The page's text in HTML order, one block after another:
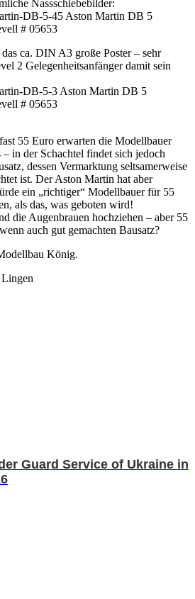
Nassschiebebilder:
ca. DIN A3 große Poster – sehr
2 Gelegenheitsanfänger damit sein
55 Euro erwarten die Modellbauer
in der Schachtel findet sich jedoch
dessen Vermarktung seltsamerweise
ist. Der Aston Martin hat aber
ein „richtiger“ Modellbauer für 55
als das, was geboten wird!
die Augenbrauen hochziehen – aber 55
auch gut gemachten Bausatz?
König.
Guard Service of Ukraine in